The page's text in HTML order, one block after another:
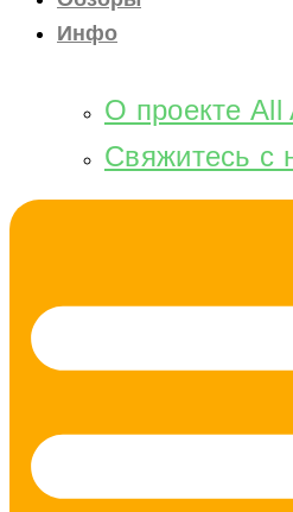
Инфо
О проекте All
Свяжитесь с